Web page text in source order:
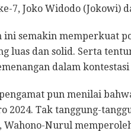
7, Joko Widodo (Jokowi)
ini semakin memperkuat
luas dan solid. Serta
dalam
pun menilai
2024. Tak tanggung-
Wahono-Nurul